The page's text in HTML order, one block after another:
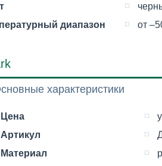
диапазон
от
характеристики
Цена
Артикул
Материал